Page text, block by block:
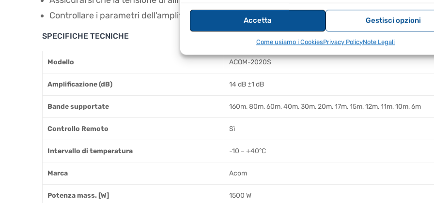
Accetta Gestisci opzioni
Come usiamo i CookiesPrivacy PolicyNote Legali
Controllare i parametri dell'amplificatore durante il funzionamento per garantirne l'affidabilità
SPECIFICHE TECNICHE
Modello ACOM-2020S
Amplificazione (dB) 14 dB ±1 dB
Bande supportate 160m, 80m, 60m, 40m, 30m, 20m, 17m, 15m, 12m, 11m, 10m, 6m
Controllo Remoto Sì
Intervallo di temperatura -10 – +40°C
Marca Acom
Potenza mass. [W] 1500 W